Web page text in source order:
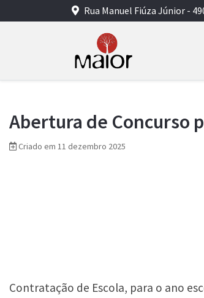
Rua Manuel Fiúza Júnior -
Abertura de Concurso
Criado em 11 dezembro 2025
Contratação de Escola, para o ano